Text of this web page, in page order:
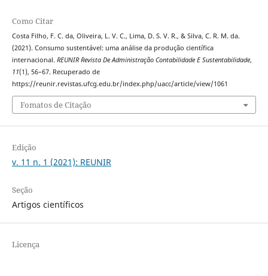
Como Citar
Costa Filho, F. C. da, Oliveira, L. V. C., Lima, D. S. V. R., & Silva, C. R. M. da.
(2021). Consumo sustentável: uma análise da produção científica
internacional. REUNIR Revista De Administração Contabilidade E Sustentabilidade,
11(1), 56–67. Recuperado de
https://reunir.revistas.ufcg.edu.br/index.php/uacc/article/view/1061
Fomatos de Citação
Edição
v. 11 n. 1 (2021): REUNIR
Seção
Artigos científicos
Licença